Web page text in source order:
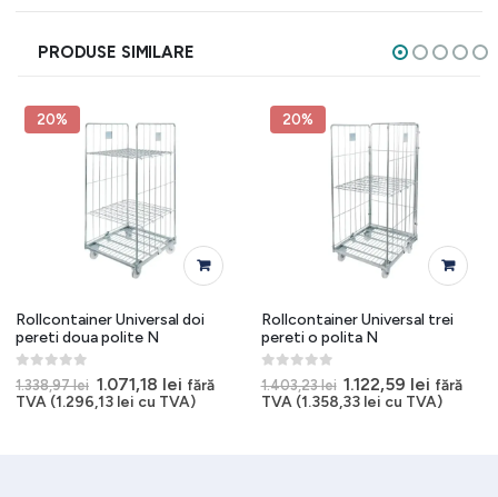
PRODUSE SIMILARE
20%
Rollcontainer Universal doi
pereti doua polite N
0 out of 5
1.338,97lei Prețul
inițial
a
1.071,18 leiPrețul
curent
fără
TVA (1.296,13 lei cu TVA)
20%
Rollcontainer Universal trei
pereti o polita N
0 out of 5
1.403,23lei Prețul
inițial
1.122,59 lei Prețul
curent
fără
TVA (1.358,33 lei cu TVA)